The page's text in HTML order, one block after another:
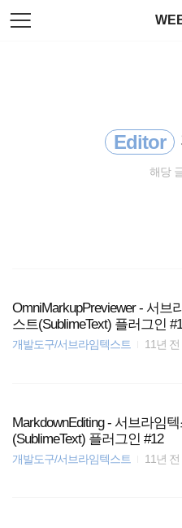
본
문
Editor
해당
OmniMarkupPreviewer - 서브
스트(SublimeText) 플러그인
개발도구/서브라임텍스트 11년 전
MarkdownEditing - 서브라임
(SublimeText) 플러그인 #12
개발도구/서브라임텍스트 11년 전
색
CSS
server